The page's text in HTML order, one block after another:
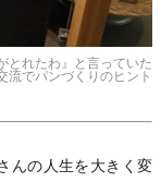
とれたわ』と言っていた
流でパンづくりのヒント
んの人生を大きく変